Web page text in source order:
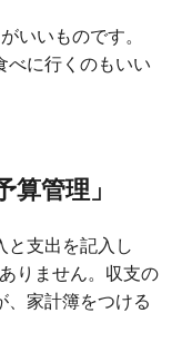
いいものです。
べに行くのもいい
管理」
と支出を記入し
りません。収支の
、家計簿をつける